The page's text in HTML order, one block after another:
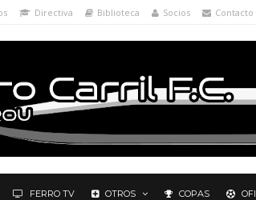
Directiva Biblioteca Socios Contacto
FERRO TV OTROS COPAS OFI